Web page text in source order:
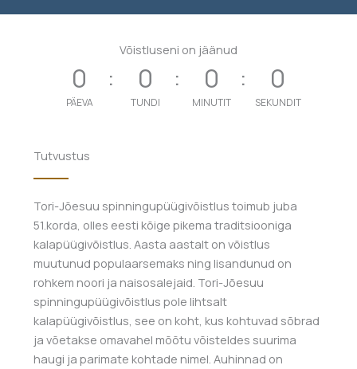
Võistluseni on jäänud
0
PÄEVA
0
TUNDI
0
MINUTIT
0
SEKUNDIT
Tutvustus
Tori-Jõesuu spinningupüügivõistlus toimub juba
51.korda, olles eesti kõige pikema traditsiooniga
kalapüügivõistlus. Aasta aastalt on võistlus
muutunud populaarsemaks ning lisandunud on
rohkem noori ja naisosalejaid. Tori-Jõesuu
spinningupüügivõistlus pole lihtsalt
kalapüügivõistlus, see on koht, kus kohtuvad sõbrad
ja võetakse omavahel mõõtu võisteldes suurima
haugi ja parimate kohtade nimel. Auhinnad on